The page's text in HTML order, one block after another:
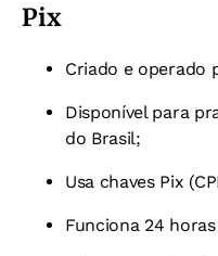
Pix
Criado e operado
Disponível para
do Brasil;
Usa chaves Pix
Funciona 24